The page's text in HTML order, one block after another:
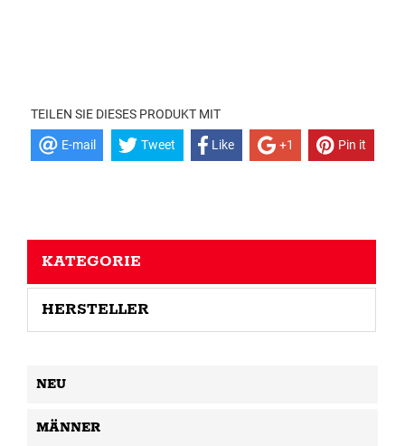
TEILEN SIE DIESES PRODUKT MIT
E-mail Tweet Like +1 Pin it
KATEGORIE
HERSTELLER
NEU
MÄNNER